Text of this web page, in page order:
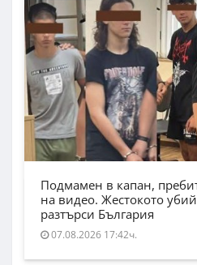
Подмамен в капан,
на видео. Жестокото
разтърси България
07.08.2026 17:42ч.